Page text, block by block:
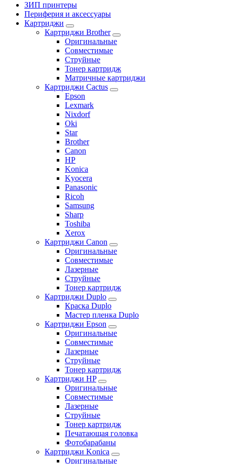
ЗИП принтеры
Периферия и аксессуары
Картриджи
Картриджи Brother
Оригинальные
Совместимые
Струйные
Тонер картридж
Матричные картриджи
Картриджи Cactus
Epson
Lexmark
Nixdorf
Oki
Star
Brother
Canon
HP
Konica
Kyocera
Panasonic
Ricoh
Samsung
Sharp
Toshiba
Xerox
Картриджи Canon
Оригинальные
Совместимые
Лазерные
Струйные
Тонер картридж
Картриджи Duplo
Краска Duplo
Мастер пленка Duplo
Картриджи Epson
Оригинальные
Совместимые
Лазерные
Струйные
Тонер картридж
Картриджи HP
Оригинальные
Совместимые
Лазерные
Струйные
Тонер картридж
Печатающая головка
Фотобарабаны
Картриджи Konica
Оригинальные